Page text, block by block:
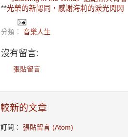
**光榮的新認同，感謝海莉的淚光閃閃
分類： 音樂人生
沒有留言:
張貼留言
較新的文章
訂閱： 張貼留言 (Atom)